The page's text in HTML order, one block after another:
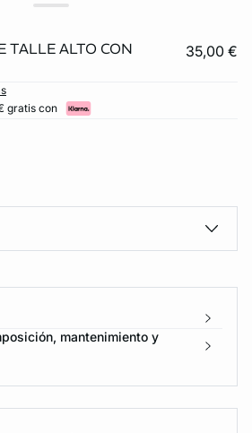
TALLE ALTO CON
35,00 €
gratis con
mantenimiento y